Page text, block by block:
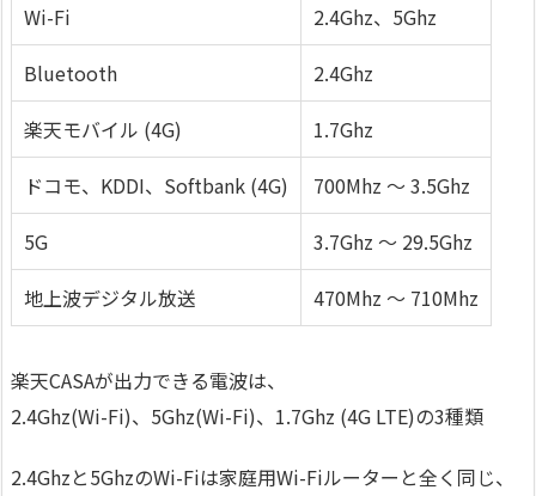
Wi-Fi
2.4Ghz、5Ghz
Bluetooth
2.4Ghz
楽天モバイル (4G)
1.7Ghz
ドコモ、KDDI、Softbank (4G)
700Mhz 〜 3.5Ghz
5G
3.7Ghz 〜 29.5Ghz
地上波デジタル放送
470Mhz 〜 710Mhz
楽天CASAが出力できる電波は、
2.4Ghz(Wi-Fi)、5Ghz(Wi-Fi)、1.7Ghz (4G LTE)の3種類
2.4Ghzと5GhzのWi-Fiは家庭用Wi-Fiルーターと全く同じ、